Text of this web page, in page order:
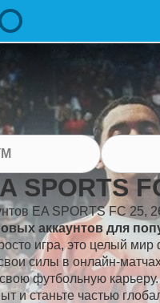
SPORTS
EA SPORTS FC 25,
аккаунтов для
игра, это целый
силы в онлайн-
футбольную
и станьте частью